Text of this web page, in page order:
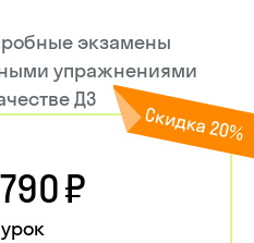
экзамены
упражнениями
ДЗ
₽